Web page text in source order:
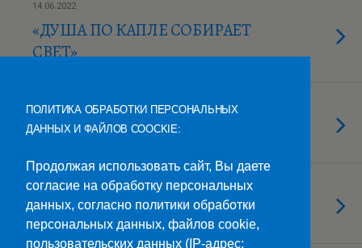
14.06.2022
«ДУША ПО КАПЛЕ СОБИРАЕТ
СВЕТ»
11.06.2022
«Полоса разведчика»
10.06.2022
День России!
ПОЛИТИКА ОБРАБОТКИ ПЕРСОНАЛЬНЫХ
ДАННЫХ И ФАЙЛОВ COOCKIE:
Продолжая использовать сайт, Вы даете
согласие на обработку персональных
данных, согласно политики обработки
персональных данных, файлов cookie,
пользовательских данных (IP-адрес;